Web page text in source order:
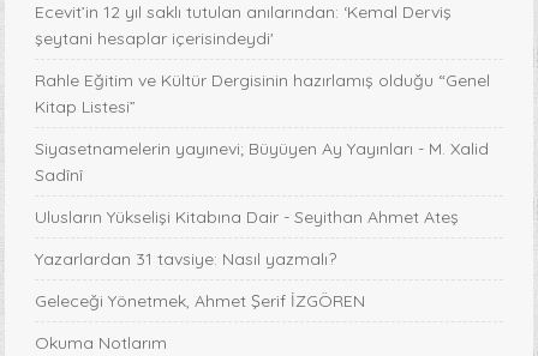
Ecevit’in 12 yıl saklı tutulan anılarından: ‘Kemal Derviş
şeytani hesaplar içerisindeydi'
Rahle Eğitim ve Kültür Dergisinin hazırlamış olduğu “Genel
Kitap Listesi”
Siyasetnamelerin yayınevi; Büyüyen Ay Yayınları - M. Xalid
Sadînî
Ulusların Yükselişi Kitabına Dair - Seyithan Ahmet Ateş
Yazarlardan 31 tavsiye: Nasıl yazmalı?
Geleceği Yönetmek, Ahmet Şerif İZGÖREN
Okuma Notlarım